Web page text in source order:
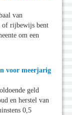
van
of rijbewijs bent
om een
voor meerjarig
geld
en herstel van
0,5